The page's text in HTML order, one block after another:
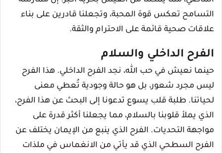
التسامح تعكس قوة المحبة، وتجعلنا قادرين على بناء
علاقات صحية قائمة على الاحترام والثقة.
الفرح الداخلي والسلام
حينما نعيش في حب الله، نجد الفرح الداخلي. هذا الفرح
ليس مجرد شعور، بل هو حالة وجودية تُعطي معنى
لحياتنا. طلبة قلب يسوع تدعونا إلى البحث عن هذا الفرح،
الذي يملأ قلوبنا بالسلام، مما يجعلنا أكثر قدرة على
مواجهة التحديات. الفرح الذي ينبع من الإيمان يختلف عن
الفرح السطحي الذي قد يأتي من الانغماس في ملذات